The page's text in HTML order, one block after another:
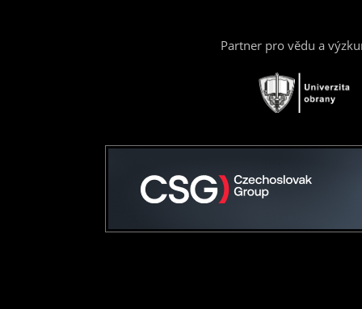
Partner pro vědu a